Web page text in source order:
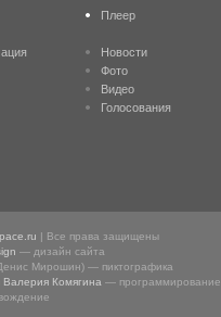
Плеер
Новости
Фото
Видео
Голосования
| Все права защищены
— дизайн сайта
Мирошин) — пиктографика
Валерия Комягина — программирование